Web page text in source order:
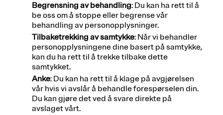
Begrensning av behandling: Du kan ha rett til å
be oss om å stoppe eller begrense vår
behandling av personopplysninger.
Tilbaketrekking av samtykke: Når vi behandler
personopplysningene dine basert på samtykke,
kan du ha rett til å trekke tilbake dette
samtykket.
Anke: Du kan ha rett til å klage på avgjørelsen
vår hvis vi avslår å behandle forespørselen din.
Du kan gjøre det ved å svare direkte på
avslaget vårt.